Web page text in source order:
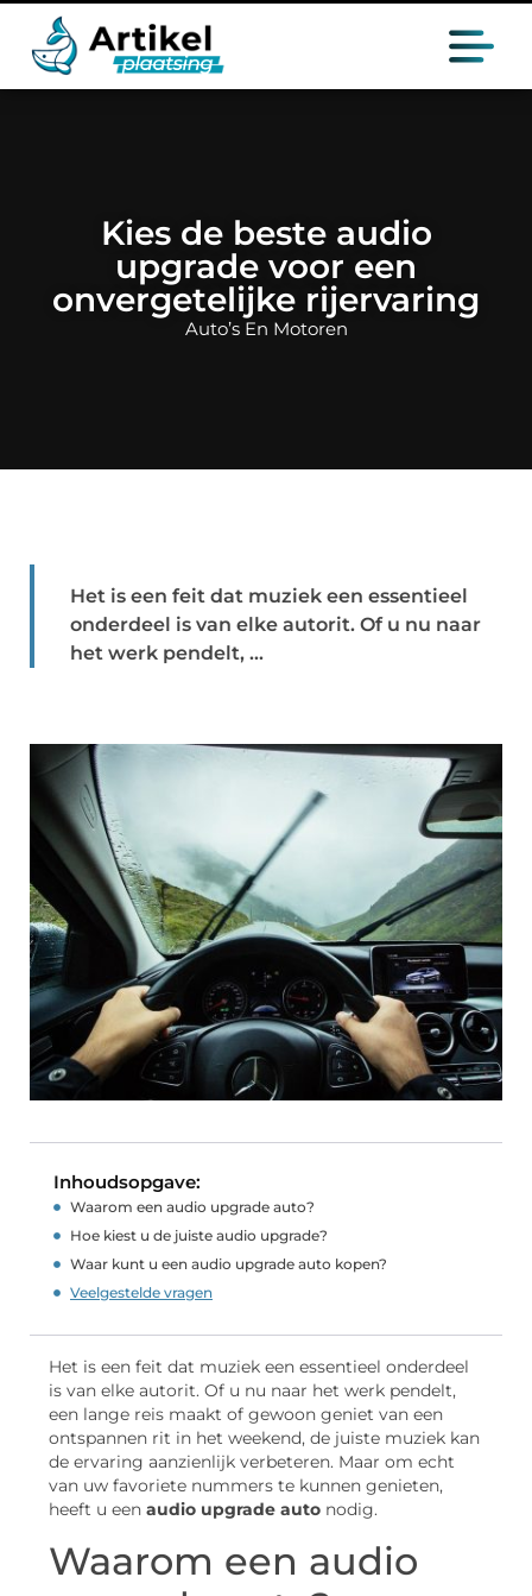
Kies de beste audio
upgrade voor een
onvergetelijke rijervaring
Auto’s En Motoren
Het is een feit dat muziek een essentieel
onderdeel is van elke autorit. Of u nu naar
het werk pendelt, ...
Inhoudsopgave:
Waarom een audio upgrade auto?
Hoe kiest u de juiste audio upgrade?
Waar kunt u een audio upgrade auto kopen?
Veelgestelde vragen
Het is een feit dat muziek een essentieel onderdeel
is van elke autorit. Of u nu naar het werk pendelt,
een lange reis maakt of gewoon geniet van een
ontspannen rit in het weekend, de juiste muziek kan
de ervaring aanzienlijk verbeteren. Maar om echt
van uw favoriete nummers te kunnen genieten,
heeft u een audio upgrade auto nodig.
Waarom een audio